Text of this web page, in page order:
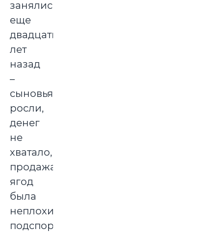
занялись
еще
двадцать
лет
назад
–
сыновья
росли,
денег
не
хватало,
продажа
ягод
была
неплохим
подспорьем